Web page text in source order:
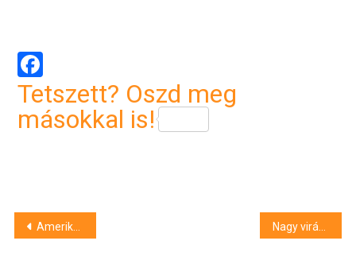
Facebook
Tetszett? Oszd meg
másokkal is!
Bejegyzés
Amerikai kettős diploma a Debreceni Egyetemen Nagy virágosztás kezdődik Debrecenben – helyszínek, időpontok